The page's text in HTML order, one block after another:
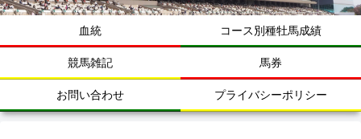
血統 コース別種牡馬成績
競馬雑記 馬券
お問い合わせ プライバシーポリシー